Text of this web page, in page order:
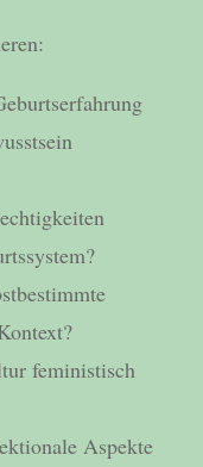
feministisch
Aspekte